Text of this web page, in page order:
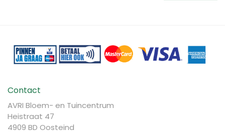
Contact
AVRI Bloem- en Tuincentrum
Heistraat 47
4909 BD Oosteind